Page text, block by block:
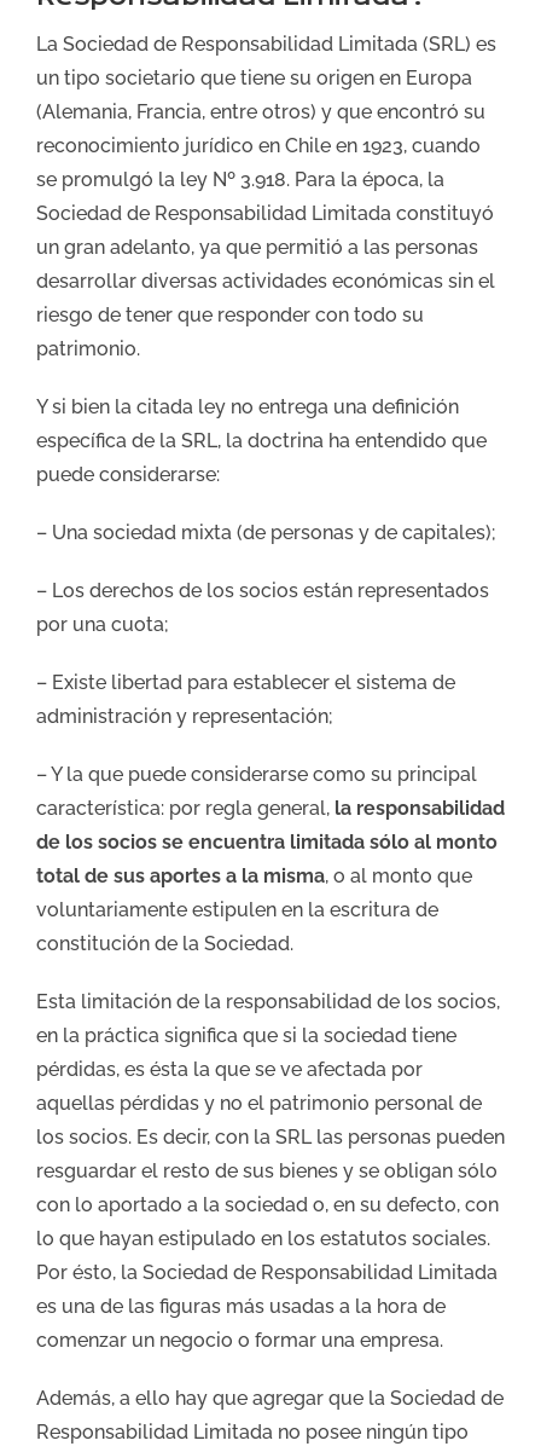
La Sociedad de Responsabilidad Limitada (SRL) es
un tipo societario que tiene su origen en Europa
(Alemania, Francia, entre otros) y que encontró su
reconocimiento jurídico en Chile en 1923, cuando
se promulgó la ley Nº 3.918. Para la época, la
Sociedad de Responsabilidad Limitada constituyó
un gran adelanto, ya que permitió a las personas
desarrollar diversas actividades económicas sin el
riesgo de tener que responder con todo su
patrimonio.
Y si bien la citada ley no entrega una definición
específica de la SRL, la doctrina ha entendido que
puede considerarse:
– Una sociedad mixta (de personas y de capitales);
– Los derechos de los socios están representados
por una cuota;
– Existe libertad para establecer el sistema de
administración y representación;
– Y la que puede considerarse como su principal
característica: por regla general, la responsabilidad
de los socios se encuentra limitada sólo al monto
total de sus aportes a la misma, o al monto que
voluntariamente estipulen en la escritura de
constitución de la Sociedad.
Esta limitación de la responsabilidad de los socios,
en la práctica significa que si la sociedad tiene
pérdidas, es ésta la que se ve afectada por
aquellas pérdidas y no el patrimonio personal de
los socios. Es decir, con la SRL las personas pueden
resguardar el resto de sus bienes y se obligan sólo
con lo aportado a la sociedad o, en su defecto, con
lo que hayan estipulado en los estatutos sociales.
Por ésto, la Sociedad de Responsabilidad Limitada
es una de las figuras más usadas a la hora de
comenzar un negocio o formar una empresa.
Además, a ello hay que agregar que la Sociedad de
Responsabilidad Limitada no posee ningún tipo